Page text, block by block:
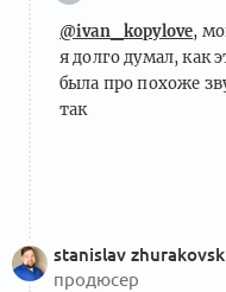
@ivan_kopylove,
я долго думал, как
была про похоже
так
stanislav
продюсер